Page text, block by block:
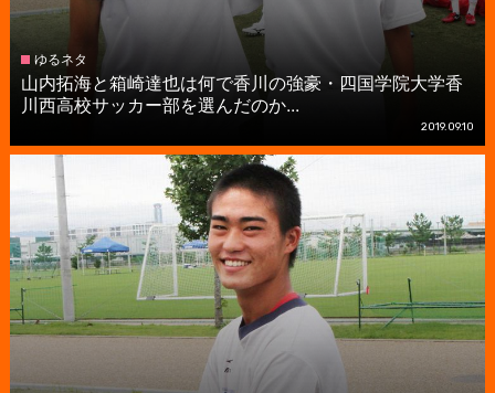
ゆるネタ
山内拓海と箱崎達也は何で香川の強豪・四国学院大学香
川西高校サッカー部を選んだのか...
2019.09.10